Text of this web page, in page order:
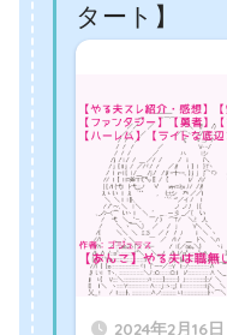
タート】
2024年2月16日